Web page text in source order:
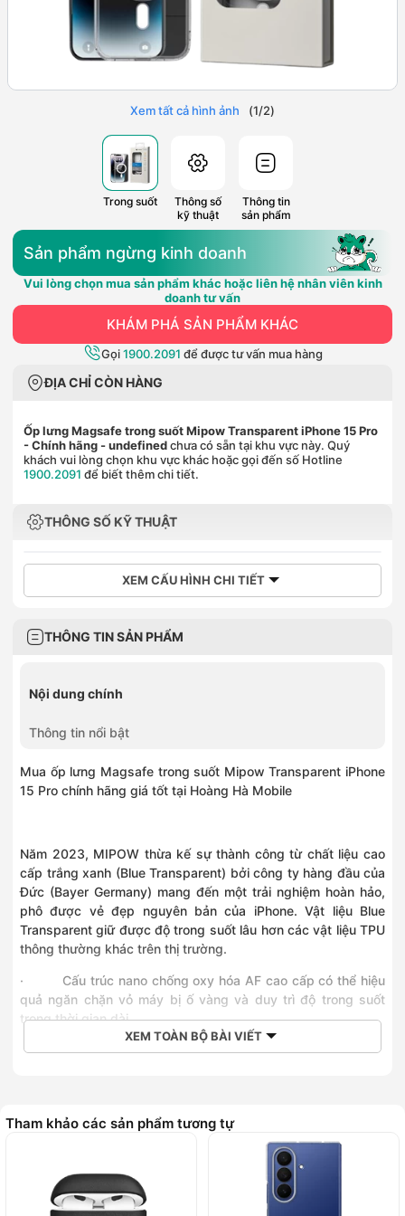
Xem tất cả hình ảnh (1/2)
Trong suốt
Thông số
kỹ thuật
Thông tin
sản phẩm
Sản phẩm ngừng kinh doanh
Vui lòng chọn mua sản phẩm khác hoặc liên hệ nhân viên kinh
doanh tư vấn
KHÁM PHÁ SẢN PHẨM KHÁC
Gọi1900.2091 để được tư vấn mua hàng
ĐỊA CHỈ CÒN HÀNG
Ốp lưng Magsafe trong suốt Mipow Transparent iPhone 15 Pro
- Chính hãng - undefinedchưa có sẵn tại khu vực này. Quý
khách vui lòng chọn khu vực khác hoặc gọi đến số Hotline
1900.2091 để biết thêm chi tiết.
THÔNG SỐ KỸ THUẬT
XEM CẤU HÌNH CHI TIẾT
THÔNG TIN SẢN PHẨM
Nội dung chính
Thông tin nổi bật
Mua ốp lưng Magsafe trong suốt Mipow Transparent iPhone
15 Pro chính hãng giá tốt tại Hoàng Hà Mobile
Năm 2023, MIPOW thừa kế sự thành công từ chất liệu cao
cấp trắng xanh (Blue Transparent) bởi công ty hàng đầu của
Đức (Bayer Germany) mang đến một trải nghiệm hoàn hảo,
phô được vẻ đẹp nguyên bản của iPhone. Vật liệu Blue
Transparent giữ được độ trong suốt lâu hơn các vật liệu TPU
thông thường khác trên thị trường.
· Cấu trúc nano chống oxy hóa AF cao cấp có thể hiệu
quả ngăn chặn vỏ máy bị ố vàng và duy trì độ trong suốt
trong thời gian dài.
· Thiết kế “kết cấu quang học” giúp giảm nhiệt ở mặt
· Công nghệ bảo vệ Nano Practice, bảo vệ toàn diện
tuyệt vời, được trang bị các góc giảm xóc và viền nâng cao,
hấp thụ tác động từng lớp và cải thiện khả năng chống va
đập lên 30 lần, tối đa hóa bảo vệ cho điện thoại của bạn.
· Các khe, cổng loa và cổng sạc được xử lý chính xác
XEM TOÀN BỘ BÀI VIẾT
Tham khảo các sản phẩm tương tự